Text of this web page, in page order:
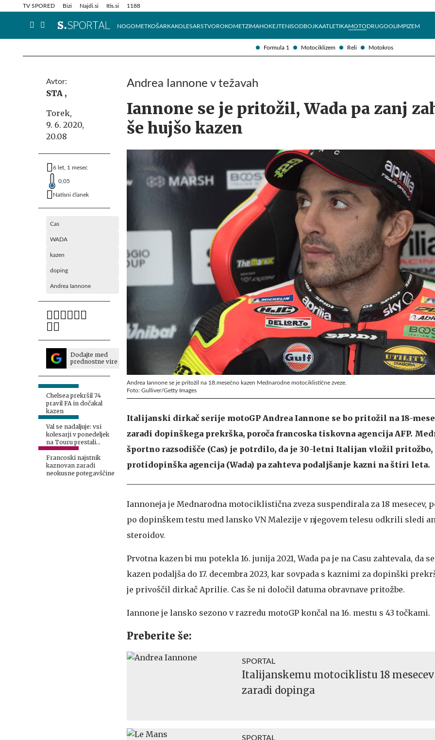
Formula 1 Motociklizem Reli Motokros
TV SPORED Bizi Najdi.si Itis.si 1188
NOGOMETKOŠARKAKOLESARSTVOROKOMETZIMAHOKEJTENISODBOJKAATLETIKAMOTODRUGOOLIMPIZEM
Info in obvestila Tehnik
Avtor:
STA ,
Torek,
9. 6. 2020,
20.08
6 let, 1 mesec
0,05
Natisni članek
Cas
WADA
kazen
doping
Andrea Iannone
Dodajte med
prednostne vire
Chelsea prekršil 74
pravil FA in dočakal
kazen
Val se nadaljuje: vsi
kolesarji v ponedeljek
na Touru prestali
protidopinška
testiranja
Francoski najstnik
kaznovan zaradi
neokusne potegavščine
Andrea Iannone v težavah
Iannone se je pritožil, Wada pa zanj
še hujšo kazen
Andrea Iannone se je pritožil na 18.mesečno kazen Mednarodne motociklistične zveze.
Foto: Gulliver/Getty Images
Italijanski dirkač serije motoGP Andrea Iannone se bo pritožil na 18-
zaradi dopinškega prekrška, poroča francoska tiskovna agencija AFP.
športno razsodišče (Cas) je potrdilo, da je 30-letni Italijan vložil pritožbo,
protidopinška agencija (Wada) pa zahteva podaljšanje kazni na štiri leta.
Iannoneja je Mednarodna motociklistična zveza suspendirala za 18 mesecev,
po dopinškem testu med lansko VN Malezije v njegovem telesu odkrili sledi
steroidov.
Prvotna kazen bi mu potekla 16. junija 2021, Wada pa je na Casu zahtevala, da
kazen podaljša do 17. decembra 2023, kar sovpada s kaznimi za dopinški
je privoščil dirkač Aprilie. Cas še ni določil datuma obravnave pritožbe.
Iannone je lansko sezono v razredu motoGP končal na 16. mestu s 43 točkami.
Preberite še:
SPORTAL
Italijanskemu motociklistu 18
zaradi dopinga
SPORTAL